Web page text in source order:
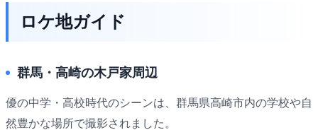
ロケ地ガイド
群馬・高崎の木戸家周辺
優の中学・高校時代のシーンは、群馬県高崎市内の学校や自
然豊かな場所で撮影されました。